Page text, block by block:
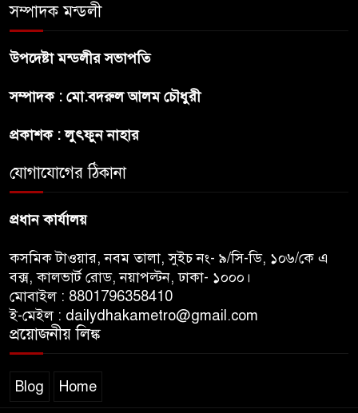
রাজধানীর উত্তরখানে
পরিচ্ছন্নতাকর্মী-এলাকাবাসীর মধ্যে
সম্পাদক মন্ডলী
উপদেষ্টা মন্ডলীর সভাপতি
সম্পাদক : মো.বদরুল আলম চৌধুরী
প্রকাশক : লুৎফুন নাহার
যোগাযোগের ঠিকানা
প্রধান কার্যালয়
কসমিক টাওয়ার, নবম তালা, সুইচ নং- ৯/সি-ডি, ১০৬/কে এ
বক্স, কালভার্ট রোড, নয়াপল্টন, ঢাকা- ১০০০।
মোবাইল : 8801796358410
ই-মেইল : dailydhakametro@gmail.com
প্রয়োজনীয় লিঙ্ক
Blog Home